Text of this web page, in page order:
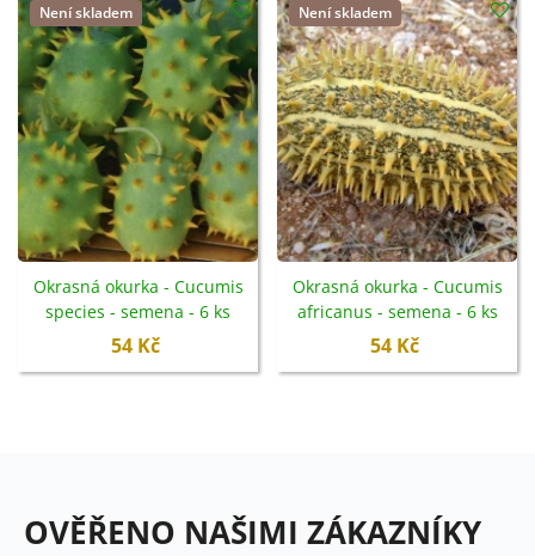
Není skladem
Okrasná okurka - Cucumis
species - semena - 6 ks
54 Kč
Není skladem
Okrasná okurka - Cucumis
africanus - semena - 6 ks
54 Kč
OVĚŘENO NAŠIMI ZÁKAZNÍKY